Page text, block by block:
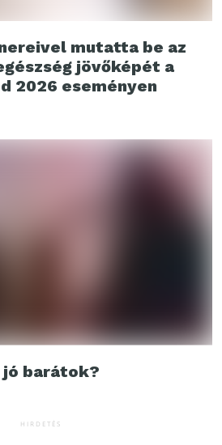
mutatta be az
jövőképét a
2026 eseményen
jó barátok?
HIRDETÉS